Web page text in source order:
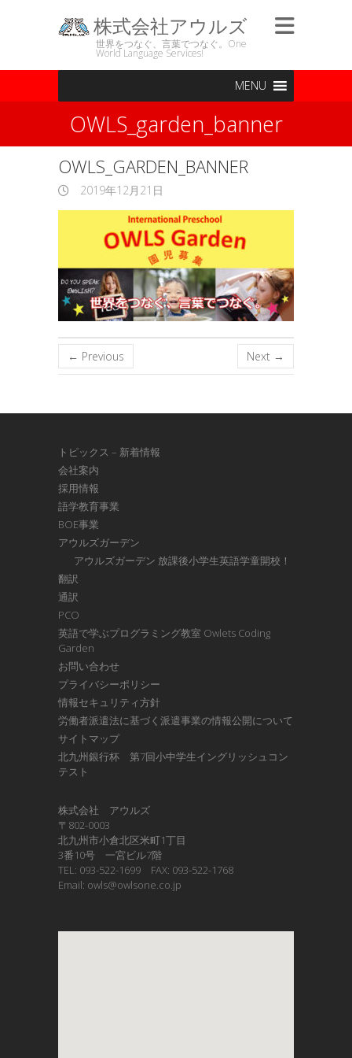
株式会社アウルズ
世界をつなぐ、言葉でつなぐ。One
World Language Services!
MENU
OWLS_garden_banner
OWLS_GARDEN_BANNER
2019年12月21日
← Previous Next →
トピックス – 新着情報
会社案内
採用情報
語学教育事業
BOE事業
アウルズガーデン
アウルズガーデン 放課後小学生英語学童開校！
翻訳
通訳
PCO
英語で学ぶプログラミング教室 Owlets Coding
Garden
お問い合わせ
プライバシーポリシー
情報セキュリティ方針
労働者派遣法に基づく派遣事業の情報公開について
サイトマップ
北九州銀行杯 第7回小中学生イングリッシュコン
テスト
株式会社 アウルズ
〒802-0003
北九州市小倉北区米町1丁目
3番10号 一宮ビル7階
TEL: 093-522-1699 FAX: 093-522-1768
Email: owls@owlsone.co.jp